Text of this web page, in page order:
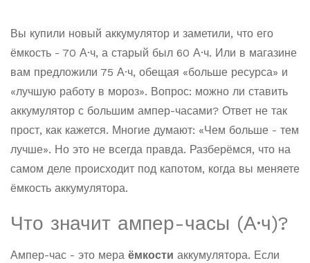
Вы купили новый аккумулятор и заметили, что его
ёмкость - 70 А·ч, а старый был 60 А·ч. Или в магазине
вам предложили 75 А·ч, обещая «больше ресурса» и
«лучшую работу в мороз». Вопрос: можно ли ставить
аккумулятор с большим ампер-часами? Ответ не так
прост, как кажется. Многие думают: «Чем больше - тем
лучше». Но это не всегда правда. Разберёмся, что на
самом деле происходит под капотом, когда вы меняете
ёмкость аккумулятора.
Что значит ампер-часы (А·ч)?
Ампер-час - это мера ёмкости аккумулятора. Если